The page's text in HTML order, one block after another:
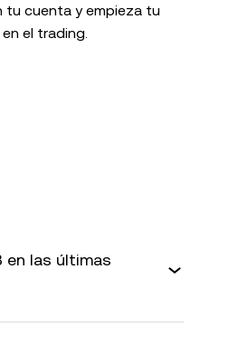
cuenta y empieza tu
el trading.
en las últimas